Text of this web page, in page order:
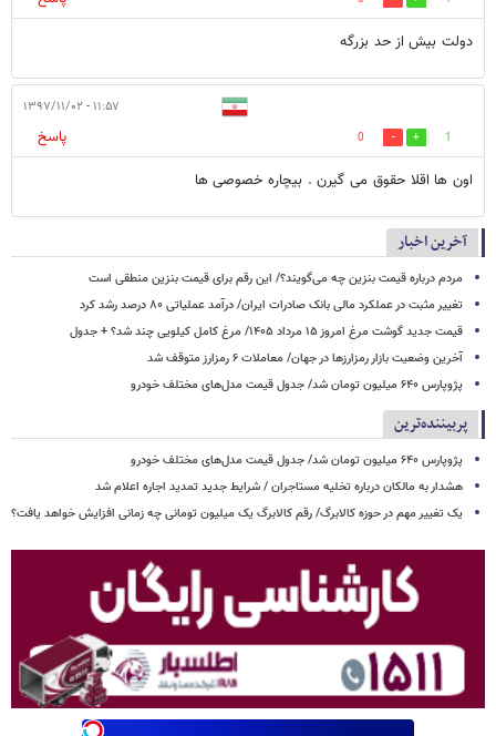
دولت بیش از حد بزرگه
۱۱:۵۷ - ۱۳۹۷/۱۱/۰۲
1
0
پاسخ
اون ها اقلا حقوق می گیرن . بیچاره خصوصی ها
آخرین اخبار
مردم درباره قیمت بنزین چه می‌گویند؟/ این رقم برای قیمت بنزین منطقی است
تغییر مثبت در عملکرد مالی بانک صادرات ایران/ درآمد عملیاتی ۸۰ درصد رشد کرد
قیمت جدید گوشت مرغ امروز ۱۵ مرداد ۱۴۰۵/ مرغ کامل کیلویی چند شد؟ + جدول
آخرین وضعیت بازار رمزارزها در جهان/ معاملات ۶ رمزارز متوقف شد
پژوپارس ۶۴۰ میلیون تومان شد/ جدول قیمت مدل‌های مختلف خودرو
پربیننده‌ترین
پژوپارس ۶۴۰ میلیون تومان شد/ جدول قیمت مدل‌های مختلف خودرو
هشدار به مالکان درباره تخلیه مستاجران / شرایط جدید تمدید اجاره اعلام شد
یک تغییر مهم در حوزه کالابرگ/ رقم کالابرگ یک میلیون تومانی چه زمانی افزایش خواهد یافت؟